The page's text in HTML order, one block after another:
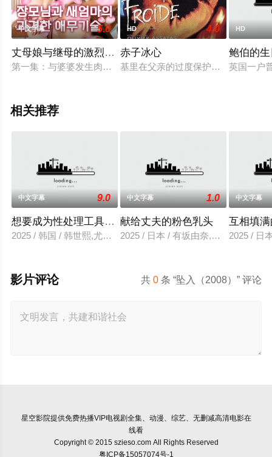
中文字幕 5.0
丈母娘与继母的激烈爱抚技巧
第一集：与婆婆发生肉体关系的Koji在厨房里接近婆婆，试图与
HD 4.0
赤子冰心
基里在父亲的过度保护下不够成熟，
HD
鲍伯的
英国一户
相关推荐
中文字幕 9.0
想要成为性处理工具的妹妹
2025 / 韩国 / 韩世熙,尤里,智熙,尚宇,尚斗,民秀
中文字幕 1.0
献给丈夫的粉色乳头
2025 / 日本 / 有坂由奈,高宫惠子,田
中文字幕
互相填
2025 / 日
共0 条 “坠入（2008）” 评论
影片评论
星空影院提供免费热播VIP电视剧全集、动漫、综艺、无删减高清电影在
线看
Copyright © 2015 szieso.com All Rights Reserved
粤ICP备15057074号-1